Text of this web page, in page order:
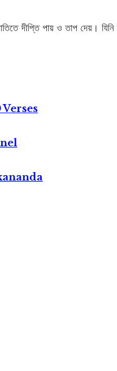
দীপ্তি পায় ও তাপ দেয়। যিনি